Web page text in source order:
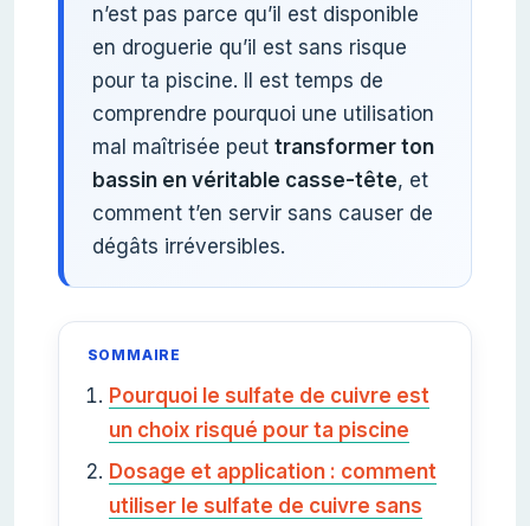
n’est pas parce qu’il est disponible
en droguerie qu’il est sans risque
pour ta piscine. Il est temps de
comprendre pourquoi une utilisation
mal maîtrisée peut transformer ton
bassin en véritable casse-tête, et
comment t’en servir sans causer de
dégâts irréversibles.
SOMMAIRE
Pourquoi le sulfate de cuivre est
un choix risqué pour ta piscine
Dosage et application : comment
utiliser le sulfate de cuivre sans